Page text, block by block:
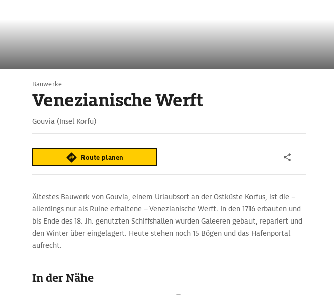
Bauwerke
Venezianische Werft
Gouvia (Insel Korfu)
Route planen
Ältestes Bauwerk von Gouvia, einem Urlaubsort an der Ostküste Korfus, ist die –
allerdings nur als Ruine erhaltene – Venezianische Werft. In den 1716 erbauten und
bis Ende des 18. Jh. genutzten Schiffshallen wurden Galeeren gebaut, repariert und
den Winter über eingelagert. Heute stehen noch 15 Bögen und das Hafenportal
aufrecht.
In der Nähe